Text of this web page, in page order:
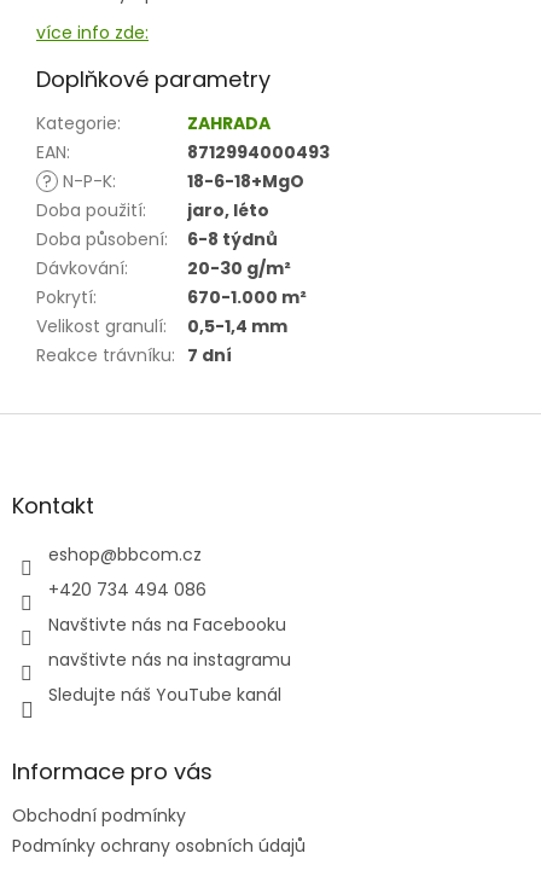
více info zde:
Doplňkové parametry
Kategorie:
ZAHRADA
EAN:
8712994000493
? N-P-K:
18-6-18+MgO
Doba použití:
jaro, léto
Doba působení:
6-8 týdnů
Dávkování:
20-30 g/m²
Pokrytí:
670-1.000 m²
Velikost granulí:
0,5-1,4 mm
Reakce trávníku: 7 dní
Z
aKontakt
eshop@bbcom.cz
+420 734 494 086
Navštivte nás na Facebooku
navštivte nás na instagramu
Sledujte náš YouTube kanál
Informace pro vás
Obchodní podmínky
Podmínky ochrany osobních údajů